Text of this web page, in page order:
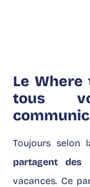
Le
tous
Toujours selon
partagent
vacances. Ce